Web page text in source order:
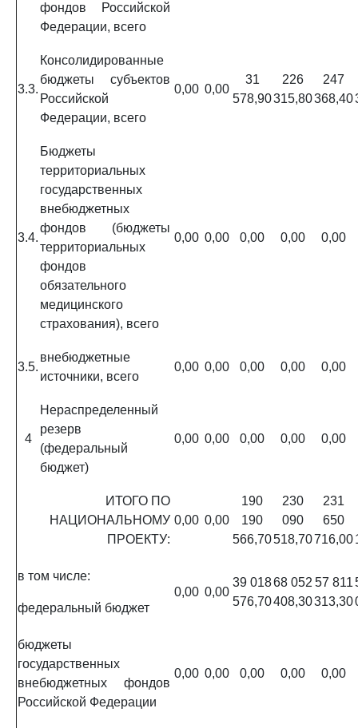
фондов Российской
Федерации, всего
3.3.
Консолидированные
бюджеты субъектов
Российской
Федерации, всего
0,00 0,00
31
578,90
226
315,80
247
368,40
3.4.
Бюджеты
территориальных
государственных
внебюджетных
фондов (бюджеты
территориальных
фондов
обязательного
медицинского
страхования), всего
0,00 0,00 0,00 0,00 0,00
3.5.
внебюджетные
источники, всего
0,00 0,00 0,00 0,00 0,00
4
Нераспределенный
резерв
(федеральный
бюджет)
0,00 0,00 0,00 0,00 0,00
ИТОГО ПО
НАЦИОНАЛЬНОМУ
ПРОЕКТУ:
0,00 0,00
190
190
566,70
230
090
518,70
231
650
716,00
в том числе:
федеральный бюджет
0,00 0,00
39 018
576,70
68 052
408,30
57 811
313,30
бюджеты
государственных
внебюджетных фондов
Российской Федерации
0,00 0,00 0,00 0,00 0,00